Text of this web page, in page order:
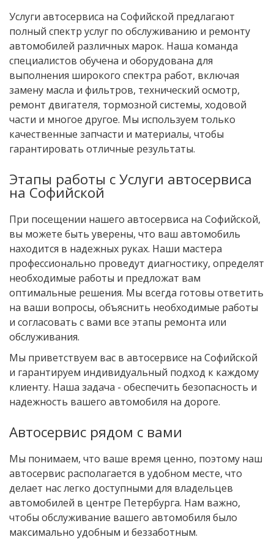
Услуги автосервиса на Софийской предлагают
полный спектр услуг по обслуживанию и ремонту
автомобилей различных марок. Наша команда
специалистов обучена и оборудована для
выполнения широкого спектра работ, включая
замену масла и фильтров, технический осмотр,
ремонт двигателя, тормозной системы, ходовой
части и многое другое. Мы используем только
качественные запчасти и материалы, чтобы
гарантировать отличные результаты.
Этапы работы с Услуги автосервиса
на Софийской
При посещении нашего автосервиса на Софийской,
вы можете быть уверены, что ваш автомобиль
находится в надежных руках. Наши мастера
профессионально проведут диагностику, определят
необходимые работы и предложат вам
оптимальные решения. Мы всегда готовы ответить
на ваши вопросы, объяснить необходимые работы
и согласовать с вами все этапы ремонта или
обслуживания.
Мы приветствуем вас в автосервисе на Софийской
и гарантируем индивидуальный подход к каждому
клиенту. Наша задача - обеспечить безопасность и
надежность вашего автомобиля на дороге.
Автосервис рядом с вами
Мы понимаем, что ваше время ценно, поэтому наш
автосервис располагается в удобном месте, что
делает нас легко доступными для владельцев
автомобилей в центре Петербурга. Нам важно,
чтобы обслуживание вашего автомобиля было
максимально удобным и беззаботным.